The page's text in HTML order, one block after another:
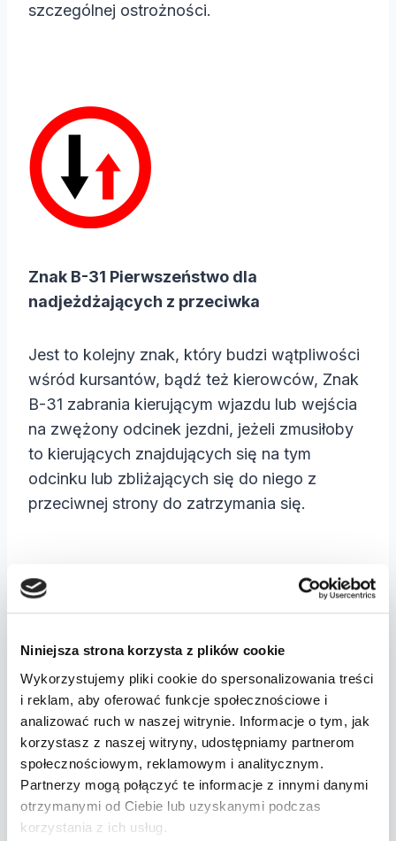
Niniejsza strona korzysta z plików cookie
Wykorzystujemy pliki cookie do spersonalizowania treści
i reklam, aby oferować funkcje społecznościowe i
analizować ruch w naszej witrynie. Informacje o tym, jak
korzystasz z naszej witryny, udostępniamy partnerom
społecznościowym, reklamowym i analitycznym.
Partnerzy mogą połączyć te informacje z innymi danymi
otrzymanymi od Ciebie lub uzyskanymi podczas
korzystania z ich usług.
szczególnej ostrożności.
Znak B-31 Pierwszeństwo dla
nadjeżdżających z przeciwka
Jest to kolejny znak, który budzi wątpliwości
wśród kursantów, bądź też kierowców, Znak
B-31 zabrania kierującym wjazdu lub wejścia
na zwężony odcinek jezdni, jeżeli zmusiłoby
to kierujących znajdujących się na tym
odcinku lub zbliżających się do niego z
przeciwnej strony do zatrzymania się.
Znak C-11 Nakaz jazdy z prawej lub z lewej
strony znaku
Czas na znak nakazu. Znak C-11 „nakaz jazdy